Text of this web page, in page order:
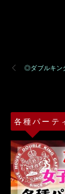
◎ダブルキン
各種パーテ